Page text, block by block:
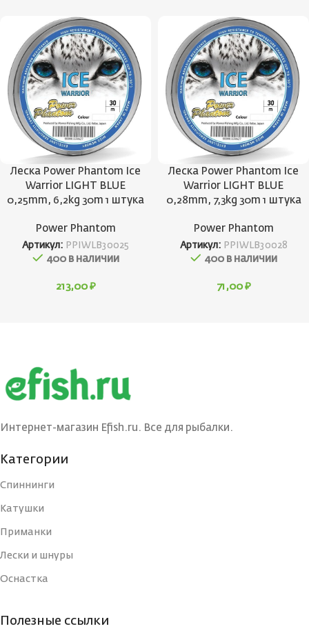
Леска Power Phantom Ice
Warrior LIGHT BLUE
0,25mm, 6,2kg 30m 1 штука
Power Phantom
Артикул: PPIWLB30025
400 в наличии
213,00 ₽
Леска Power Phantom Ice
Warrior LIGHT BLUE
0,28mm, 7,3kg 30m 1 штука
Power Phantom
Артикул: PPIWLB30028
400 в наличии
71,00 ₽
Интернет-магазин Efish.ru. Все для рыбалки.
Категории
Спиннинги
Катушки
Приманки
Лески и шнуры
Оснастка
Полезные ссылки